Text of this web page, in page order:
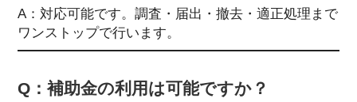
A：対応可能です。調査・届出・撤去・適正処理まで
ワンストップで行います。
Q：補助金の利用は可能ですか？